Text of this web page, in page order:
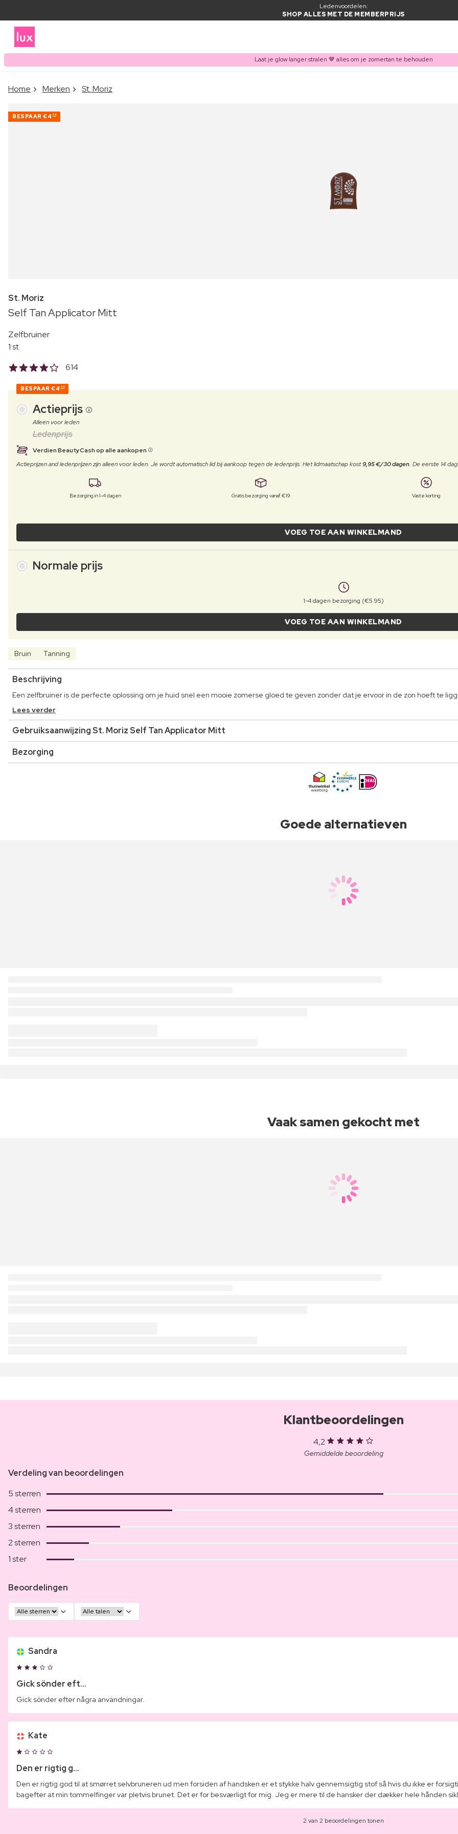
Ledenvoordelen:
SHOP ALLES MET DE MEMBERPRIJS
Laat je glow langer stralen 🤎 alles om je zomertan te behouden
Home Merken St. Moriz
BESPAAR €4 54
St. Moriz
Self Tan Applicator Mitt
Zelfbruiner
1 st
614
BESPAAR €4 54
Actieprijs
Alleen voor leden
Ledenprijs
Verdien BeautyCash op alle aankopen
Actieprijzen and ledenprijzen zijn alleen voor leden. Je wordt automatisch lid bij aankoop tegen de ledenprijs. Het lidmaatschap kost9,95 €/30 dagen. De eerste 14
Bezorging in 1-4 dagen Gratis bezorging vanaf €19 Vaste korting
VOEG TOE AAN WINKELMAND
Normale prijs
1-4 dagen bezorging (€5.95)
VOEG TOE AAN WINKELMAND
Bruin Tanning
Beschrijving
Een zelfbruiner is de perfecte oplossing om je huid snel een mooie zomerse gloed te geven zonder dat je ervoor in de zon hoeft te
Lees verder
Gebruiksaanwijzing St. Moriz Self Tan Applicator Mitt
Bezorging
Goede alternatieven
Vaak samen gekocht met
Klantbeoordelingen
4,2
Gemiddelde beoordeling
Verdeling van beoordelingen
5 sterren
4 sterren
3 sterren
2 sterren
1 ster
Beoordelingen
Sandra
Gick sönder eft...
Gick sönder efter några användningar.
Kate
Den er rigtig g...
Den er rigtig god til at smørret selvbruneren ud men forsiden af handsken er et stykke halv gennemsigtig stof så hvis du ikke er
bagefter at min tommelfinger var pletvis brunet. Det er for besværligt for mig. Jeg er mere til de hansker der dækker hele hånden
2 van 2 beoordelingen tonen